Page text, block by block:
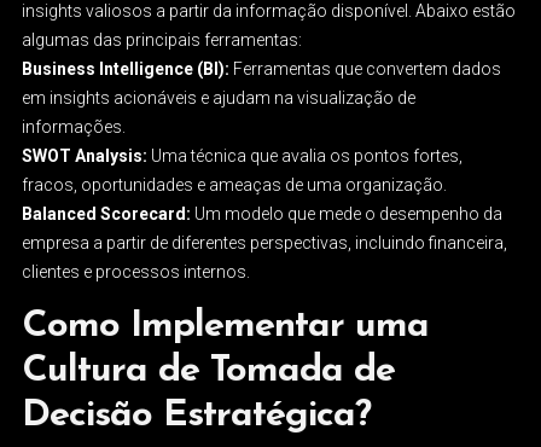
insights valiosos a partir da informação disponível. Abaixo estão
algumas das principais ferramentas:
Business Intelligence (BI): Ferramentas que convertem dados
em insights acionáveis e ajudam na visualização de
informações.
SWOT Analysis: Uma técnica que avalia os pontos fortes,
fracos, oportunidades e ameaças de uma organização.
Balanced Scorecard: Um modelo que mede o desempenho da
empresa a partir de diferentes perspectivas, incluindo financeira,
clientes e processos internos.
Como Implementar uma
Cultura de Tomada de
Decisão Estratégica?